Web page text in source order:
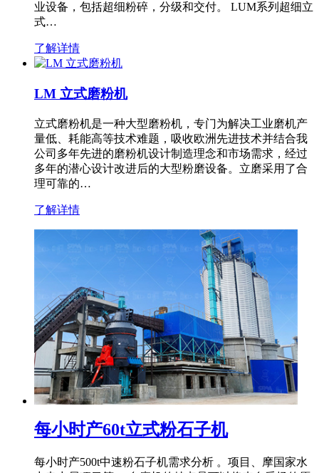
业设备，包括超细粉碎，分级和交付。 LUM系列超细立
式…
了解详情
LM 立式磨粉机
立式磨粉机是一种大型磨粉机，专门为解决工业磨机产
量低、耗能高等技术难题，吸收欧洲先进技术并结合我
公司多年先进的磨粉机设计制造理念和市场需求，经过
多年的潜心设计改进后的大型粉磨设备。立磨采用了合
理可靠的…
了解详情
每小时产60t立式粉石子机
每小时产500t中速粉石子机需求分析 。项目、摩国家水